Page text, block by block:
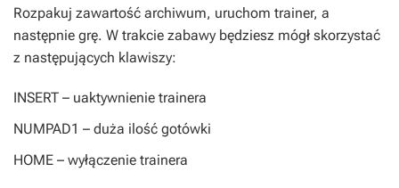
Rozpakuj zawartość archiwum, uruchom trainer, a
następnie grę. W trakcie zabawy będziesz mógł skorzystać
z następujących klawiszy:
INSERT – uaktywnienie trainera
NUMPAD1 – duża ilość gotówki
HOME – wyłączenie trainera